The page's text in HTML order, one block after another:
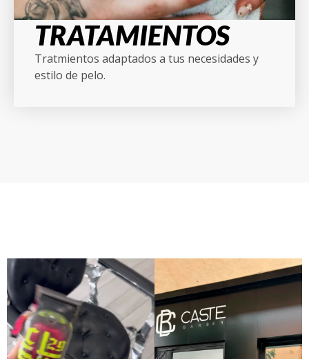
TRATAMIENTOS
Tratmientos adaptados a tus necesidades y
estilo de pelo.